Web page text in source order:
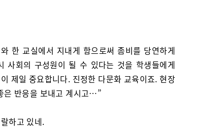
한 교실에서 지내게 함으로써 좀비를 당연하게
사회의 구성원이 될 수 있다는 것을 학생들에게
제일 중요합니다. 진정한 다문화 교육이죠. 현장
은 반응을 보내고 계시고…”
하고 있네.